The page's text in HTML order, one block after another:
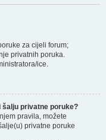
za cijeli forum;
privatnih poruka.
ice.
šalju privatne poruke?
pravila, možete
privatne poruke